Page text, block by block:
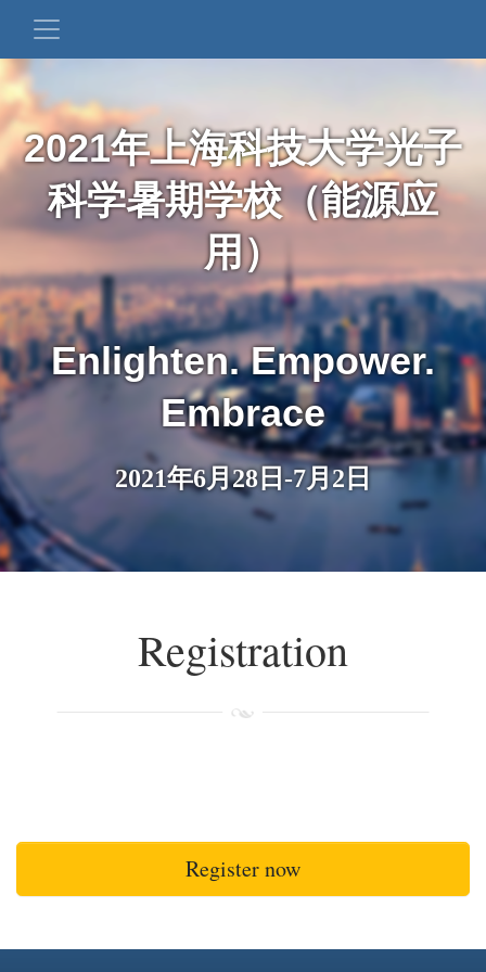
2021年上海科技大学光子
科学暑期学校（能源应
用）
Enlighten. Empower.
Embrace
2021年6月28日-7月2日
Registration
Register now